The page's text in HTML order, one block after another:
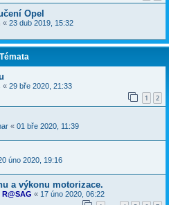
Opel
« 23 dub 2019, 15:32
Témata
« 29 bře 2020, 21:33
1 2
« 01 bře 2020, 11:39
úno 2020, 19:16
a výkonu motorizace.
« 17 úno 2020, 06:22